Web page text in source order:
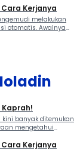
Fitur...Kerjanya
melakukan
otomatis. Awalnya
semakin populer di
Kaprah!
banyak ditemukan
mengetahui
cruise control
berkendara jarak jauh.
Kerjanya